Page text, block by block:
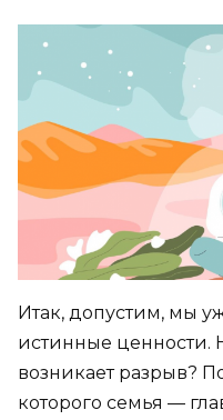
Итак, допустим, мы
истинные ценности.
возникает разрыв?
которого семья —